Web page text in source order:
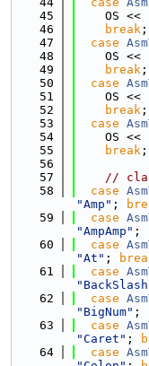
   45
    OS <<
   46
break ;
   47
case
   48
    OS <<
   49
break ;
   50
case
   51
    OS <<
   52
break ;
   53
case
   54
    OS <<
   55
break ;
   56
   57
//
   58
case
"Amp" ;
   59
case
"AmpAmp" ;
   60
case
"At" ;
   61
case
   62
case
"BigNum" ;
   63
case
"Caret" ;
   64
case